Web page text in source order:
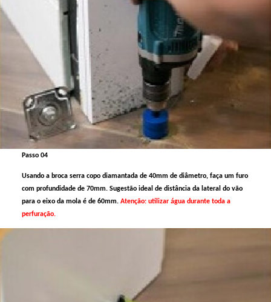
Passo 04
Usando a broca serra copo diamantada de 40mm de diâmetro, faça um furo
com profundidade de 70mm. Sugestão ideal de distância da lateral do vão
para o eixo da mola é de 60mm. Atenção: utilizar água durante toda a
perfuração.